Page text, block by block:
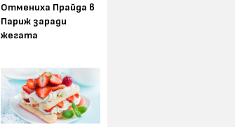
Отмениха Прайда в
Париж заради
жегата